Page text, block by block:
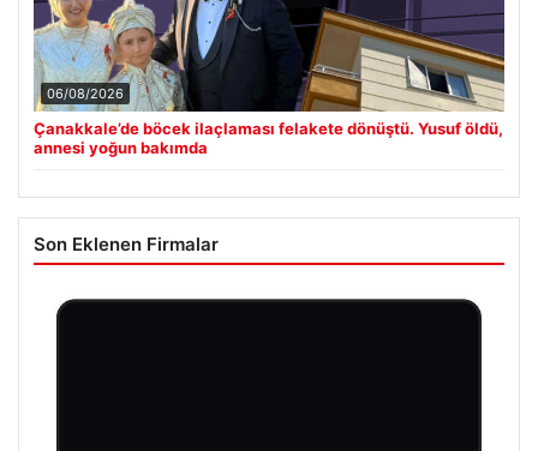
06/08/2026
Çanakkale’de böcek ilaçlaması felakete dönüştü. Yusuf öldü,
annesi yoğun bakımda
Son Eklenen Firmalar